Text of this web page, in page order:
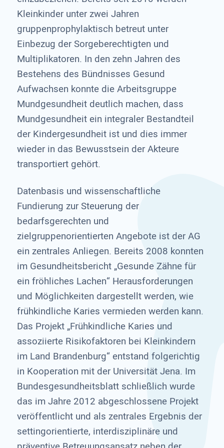
Kleinkinder unter zwei Jahren
gruppenprophylaktisch betreut unter
Einbezug der Sorgeberechtigten und
Multiplikatoren. In den zehn Jahren des
Bestehens des Bündnisses Gesund
Aufwachsen konnte die Arbeitsgruppe
Mundgesundheit deutlich machen, dass
Mundgesundheit ein integraler Bestandteil
der Kindergesundheit ist und dies immer
wieder in das Bewusstsein der Akteure
transportiert gehört.
Datenbasis und wissenschaftliche
Fundierung zur Steuerung der
bedarfsgerechten und
zielgruppenorientierten Angebote ist der AG
ein zentrales Anliegen. Bereits 2008 konnten
im Gesundheitsbericht „Gesunde Zähne für
ein fröhliches Lachen“ Herausforderungen
und Möglichkeiten dargestellt werden, wie
frühkindliche Karies vermieden werden kann.
Das Projekt „Frühkindliche Karies und
assoziierte Risikofaktoren bei Kleinkindern
im Land Brandenburg“ entstand folgerichtig
in Kooperation mit der Universität Jena. Im
Bundesgesundheitsblatt schließlich wurde
das im Jahre 2012 abgeschlossene Projekt
veröffentlicht und als zentrales Ergebnis der
settingorientierte, interdisziplinäre und